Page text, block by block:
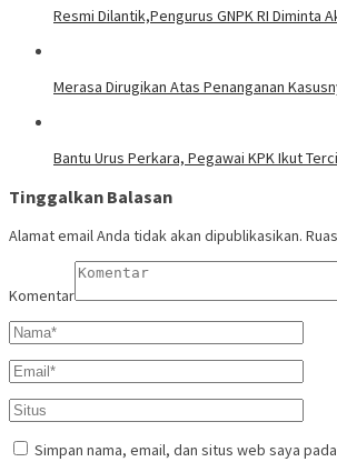
Resmi Dilantik,Pengurus GNPK RI Diminta
Merasa Dirugikan Atas Penanganan
Bantu Urus Perkara, Pegawai KPK Ikut
Tinggalkan Balasan
Alamat email Anda tidak akan dipublikasikan.
Komentar
Simpan nama, email, dan situs web saya